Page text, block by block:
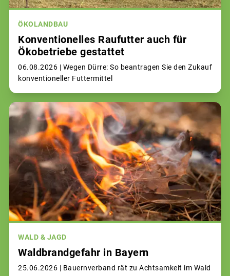
ÖKOLANDBAU
Konventionelles Raufutter auch für
Ökobetriebe gestattet
06.08.2026 | Wegen Dürre: So beantragen Sie den Zukauf
konventioneller Futtermittel
WALD & JAGD
Waldbrandgefahr in Bayern
25.06.2026 | Bauernverband rät zu Achtsamkeit im Wald